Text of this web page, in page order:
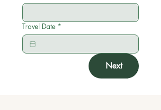
Travel Date *
Next